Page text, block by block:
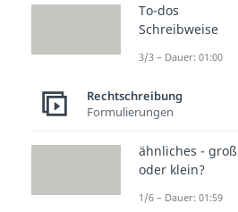
To-dos
Schreibweise
3/3 – Dauer: 01:00
Rechtschreibung
Formulierungen
ähnliches - groß
oder klein?
1/6 – Dauer: 01:59